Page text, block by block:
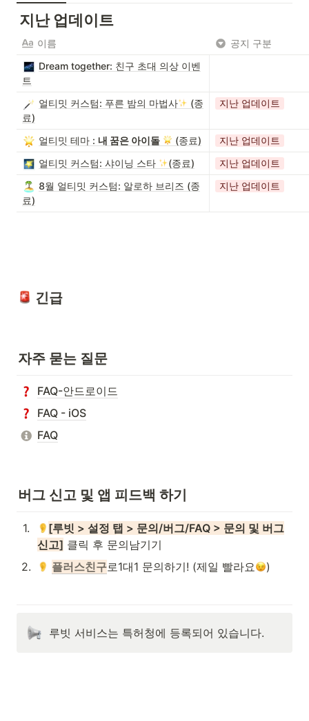
지난 업데이트
이름
공지 구분
Dream together: 친구 초대 의상 이벤
트
얼티밋 커스텀: 푸른 밤의 마법사
(종
료)
지난 업데이트
얼티밋 테마 : 내 꿈은 아이돌 (종료)
지난 업데이트
얼티밋 커스텀: 샤이닝 스타
(종료)
지난 업데이트
8월 얼티밋 커스텀: 알로하 브리즈 (종
료)
지난 업데이트
긴급
자주 묻는 질문
FAQ-안드로이드
FAQ - iOS
FAQ
버그 신고 및 앱 피드백 하기
1.
[루빗 > 설정 탭 > 문의/버그/FAQ > 문의 및 버그
신고] 클릭 후 문의남기기
2. 플러스친구로1대1 문의하기! (제일 빨라요 )
루빗 서비스는 특허청에 등록되어 있습니다.